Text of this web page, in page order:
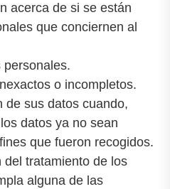
acerca de si se están
que conciernen al
personales.
o incompletos.
de sus datos cuando,
datos ya no sean
que fueron recogidos.
del tratamiento de los
alguna de las